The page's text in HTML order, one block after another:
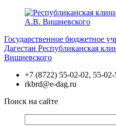
Перейти
Государственное бюджетное
Дагестан Республиканская
Вишневского
+7 (8722) 55-02-02, 55-02-
rkbrd@e-dag.ru
Поиск на сайте